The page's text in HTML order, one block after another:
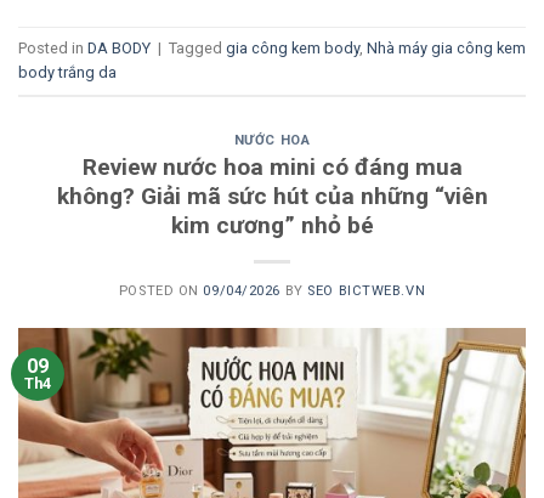
Posted in DA BODY | Tagged gia công kem body, Nhà máy gia công kem
body trắng da
NƯỚC HOA
Review nước hoa mini có đáng mua
không? Giải mã sức hút của những “viên
kim cương” nhỏ bé
POSTED ON 09/04/2026 BY SEO BICTWEB.VN
09
Th4